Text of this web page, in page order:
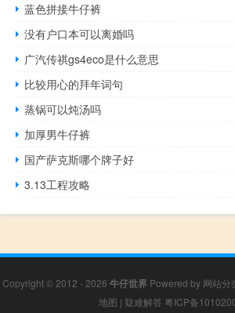
蓝色拼接牛仔裤
没有户口本可以离婚吗
广汽传祺gs4eco是什么意思
比较用心的拜年词句
蒸锅可以炖汤吗
加厚男牛仔裤
国产萨克斯哪个牌子好
3.13工程攻略
Copyright © 2012 - 2026 牛仔世界 Powered by 网站分
地图 | 疑难解答 粤ICP备